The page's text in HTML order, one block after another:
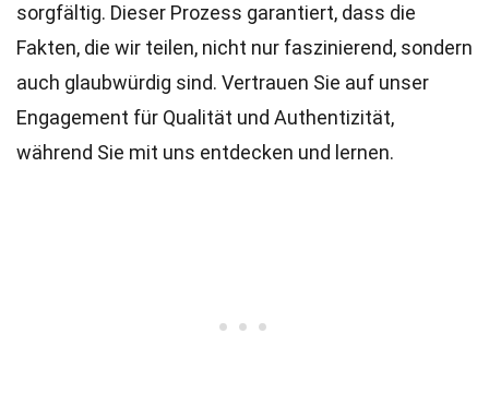
sorgfältig. Dieser Prozess garantiert, dass die
Fakten, die wir teilen, nicht nur faszinierend, sondern
auch glaubwürdig sind. Vertrauen Sie auf unser
Engagement für Qualität und Authentizität,
während Sie mit uns entdecken und lernen.